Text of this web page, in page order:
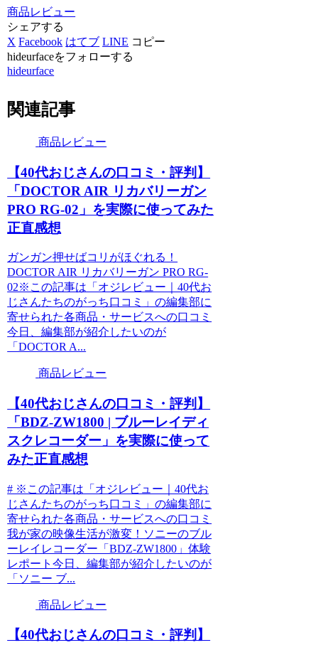
商品レビュー
シェアする
X Facebook はてブ LINE コピー
hideurfaceをフォローする
hideurface
関連記事
商品レビュー
【40代おじさんの口コミ・評判】
「DOCTOR AIR リカバリーガン
PRO RG-02」を実際に使ってみた
正直感想
ガンガン押せばコリがほぐれる！
DOCTOR AIR リカバリーガン PRO RG-
02※この記事は「オジレビュー｜40代お
じさんたちのがっち口コミ」の編集部に
寄せられた各商品・サービスへの口コミ
今日、編集部が紹介したいのが
「DOCTOR A...
商品レビュー
【40代おじさんの口コミ・評判】
「BDZ-ZW1800 | ブルーレイディ
スクレコーダー」を実際に使って
みた正直感想
# ※この記事は「オジレビュー｜40代お
じさんたちのがっち口コミ」の編集部に
寄せられた各商品・サービスへの口コミ
我が家の映像生活が激変！ソニーのブル
ーレイレコーダー「BDZ-ZW1800」体験
レポート今日、編集部が紹介したいのが
「ソニー ブ...
商品レビュー
【40代おじさんの口コミ・評判】